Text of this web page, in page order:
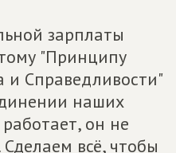
зарплаты
"Принципу
Справедливости"
наших
он не
всё, чтобы